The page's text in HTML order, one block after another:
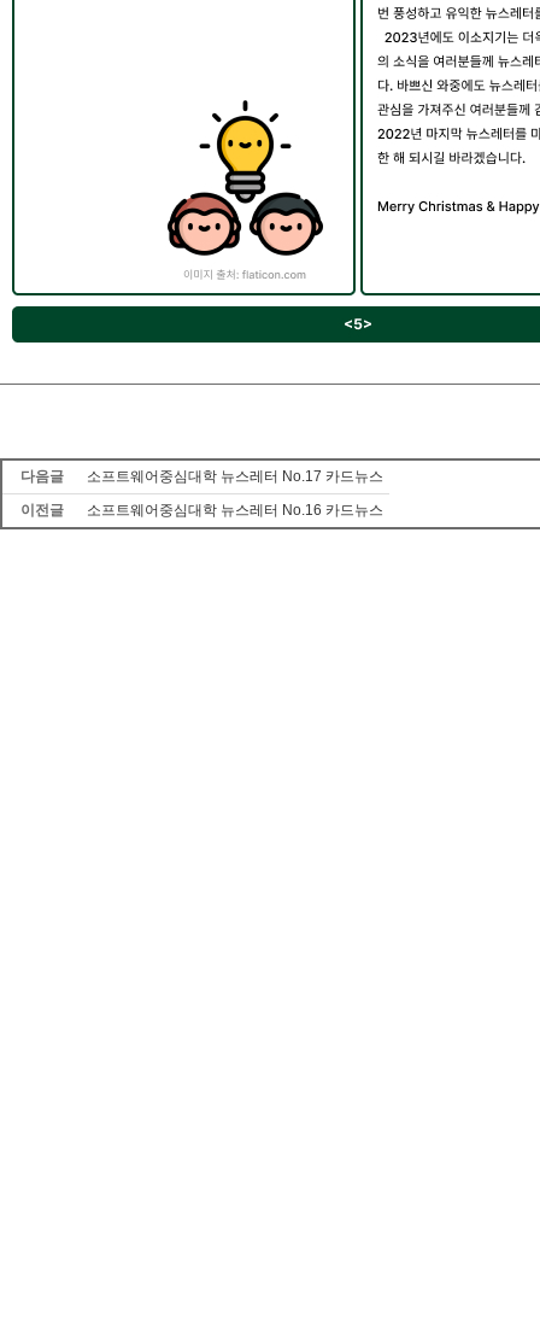
다음글
소프트웨어중심대학 뉴스레터 No.17 카드뉴스
이전글
소프트웨어중심대학 뉴스레터 No.16 카드뉴스